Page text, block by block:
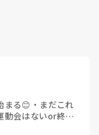
まる😊 ・ まだこれ
動会はないor終わ